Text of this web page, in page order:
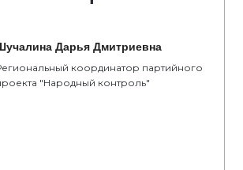
Дарья Дмитриевна
координатор партийного
"Народный контроль"